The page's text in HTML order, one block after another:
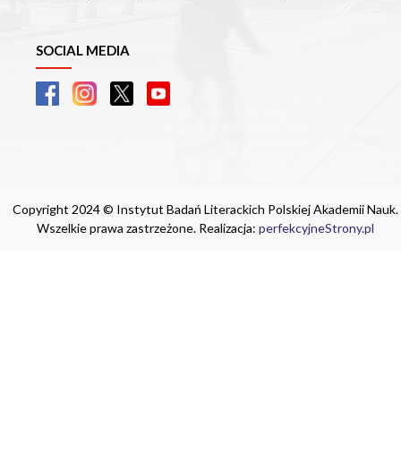
SOCIAL MEDIA
Copyright 2024 © Instytut Badań Literackich Polskiej Akademii Nauk.
Wszelkie prawa zastrzeżone. Realizacja: perfekcyjneStrony.pl